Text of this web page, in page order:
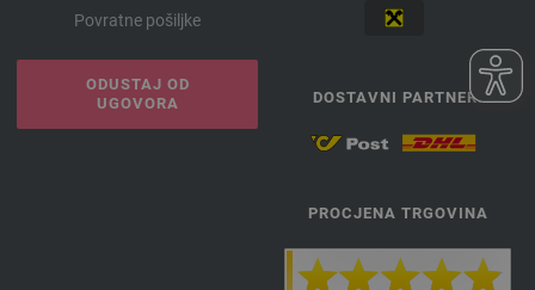
Povratne pošiljke
ODUSTAJ OD
UGOVORA
DOSTAVNI PARTNERI
PROCJENA TRGOVINA